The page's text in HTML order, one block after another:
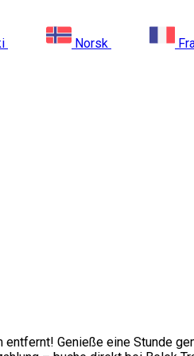
Norsk
Genieße eine Stunde